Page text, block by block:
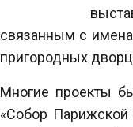
связанным с
пригородных
Многие проекты
«Собор Парижской